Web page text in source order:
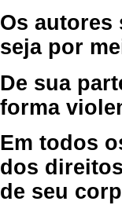
Os
seja por
De sua
forma
Em todos
dos
de seu